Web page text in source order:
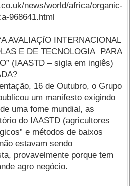
news/world/africa/organic-
968641.html
AVALIAÇíO INTERNACIONAL
E DE TECNOLOGIA PARA
(IAASTD – sigla em inglês)
16 de Outubro, o Grupo
um manifesto exigindo
uma fome mundial, as
do IAASTD (agricultores
e métodos de baixos
estavam sendo
provavelmente porque tem
agro negócio.